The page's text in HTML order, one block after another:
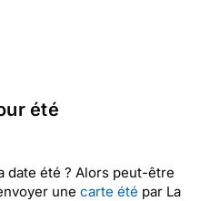
été
date été ? Alors peut-être
une carte été par La